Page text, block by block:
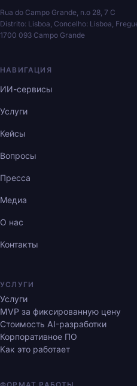
Rua do Campo Grande, n.o 28, 7 C
Distrito: Lisboa, Concelho: Lisboa,
1700 093 Campo Grande
НАВИГАЦИЯ
ИИ-сервисы
Услуги
Кейсы
Вопросы
Пресса
Медиа
О нас
Контакты
УСЛУГИ
Услуги
MVP за фиксированную цену
Стоимость AI-разработки
Корпоративное ПО
Как это работает